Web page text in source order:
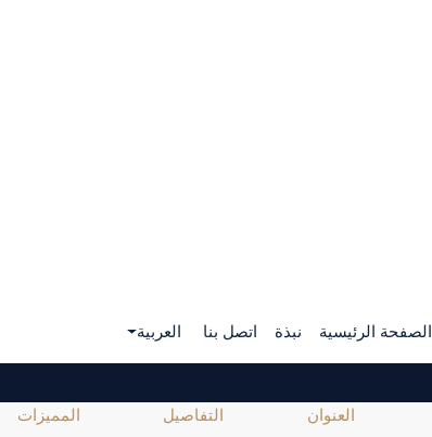
الصفحة الرئيسية نبذة اتصل بنا العربية
العنوان التفاصيل المميزات